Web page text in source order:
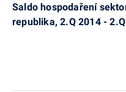
Saldo hospodaření
republika, 2.Q 2014 -